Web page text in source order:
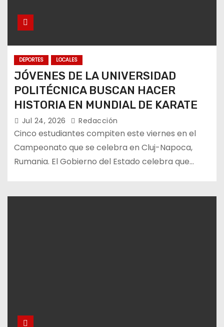
DEPORTES LOCALES
JÓVENES DE LA UNIVERSIDAD
POLITÉCNICA BUSCAN HACER
HISTORIA EN MUNDIAL DE KARATE
Jul 24, 2026 Redacción
Cinco estudiantes compiten este viernes en el
Campeonato que se celebra en Cluj-Napoca,
Rumania. El Gobierno del Estado celebra que…